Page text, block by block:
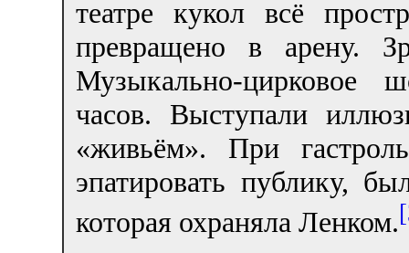
театре кукол всё
превращено в арену.
Музыкально-цирковое
часов. Выступали
«живьём». При
эпатировать публику,
которая охраняла Ленком.